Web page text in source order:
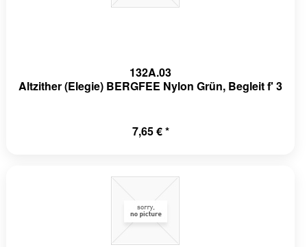
132A.03
Altzither (Elegie) BERGFEE Nylon Grün, Begleit f' 3
7,65 € *